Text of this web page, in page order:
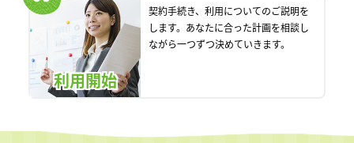
利用開始
契約手続き、利用についてのご説明を
します。あなたに合った計画を相談し
ながら一つずつ決めていきます。